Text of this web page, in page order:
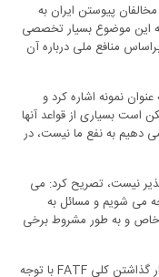
پیوستن ایران به
این موضوع بسیار تخصصی
منافع ملی درباره آن
نمونه اشاره کرد و
بسیاری از قواعد آنها
دهیم به نفع ما نیست، در
نیست، تصریح کرد: می
می شویم و مسائل به
خاص و به طور مشروط برخی
گذاشتن کلی FATFبا توجه